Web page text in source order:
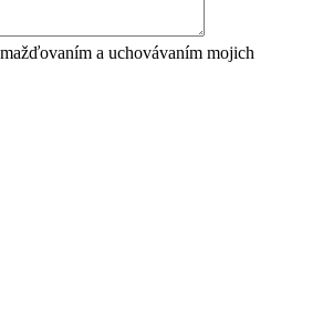
a uchovávaním mojich